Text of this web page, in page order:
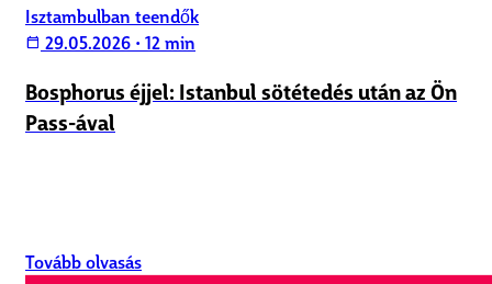
Isztambulban teendők
calendar_today 29.05.2026 • 12 min
Bosphorus éjjel: Istanbul sötétedés után az Ön
Pass-ával
Tovább olvasás